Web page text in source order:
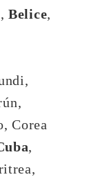
Belice,
Corea
,